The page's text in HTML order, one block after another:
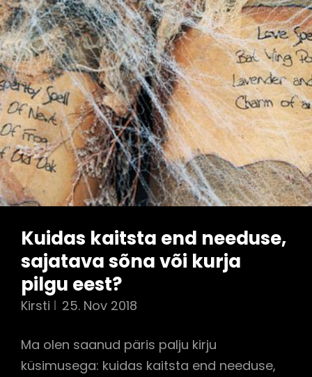
Kuidas kaitsta end needuse,
sajatava sõna või kurja
pilgu eest?
Kirsti 25. Nov 2018
Ma olen saanud päris palju kirju
küsimusega: kuidas kaitsta end needuse,